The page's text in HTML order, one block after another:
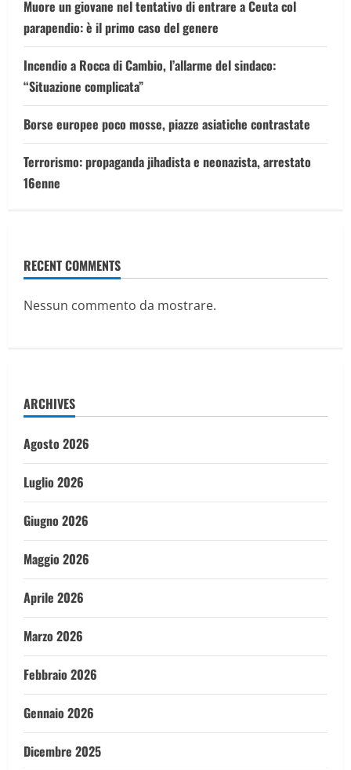
Muore un giovane nel tentativo di entrare a Ceuta col
parapendio: è il primo caso del genere
Incendio a Rocca di Cambio, l’allarme del sindaco:
“Situazione complicata”
Borse europee poco mosse, piazze asiatiche contrastate
Terrorismo: propaganda jihadista e neonazista, arrestato
16enne
RECENT COMMENTS
Nessun commento da mostrare.
ARCHIVES
Agosto 2026
Luglio 2026
Giugno 2026
Maggio 2026
Aprile 2026
Marzo 2026
Febbraio 2026
Gennaio 2026
Dicembre 2025